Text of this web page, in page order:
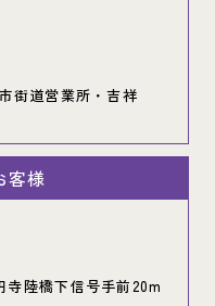
街道営業所・吉祥
客様
陸橋下信号手前20m